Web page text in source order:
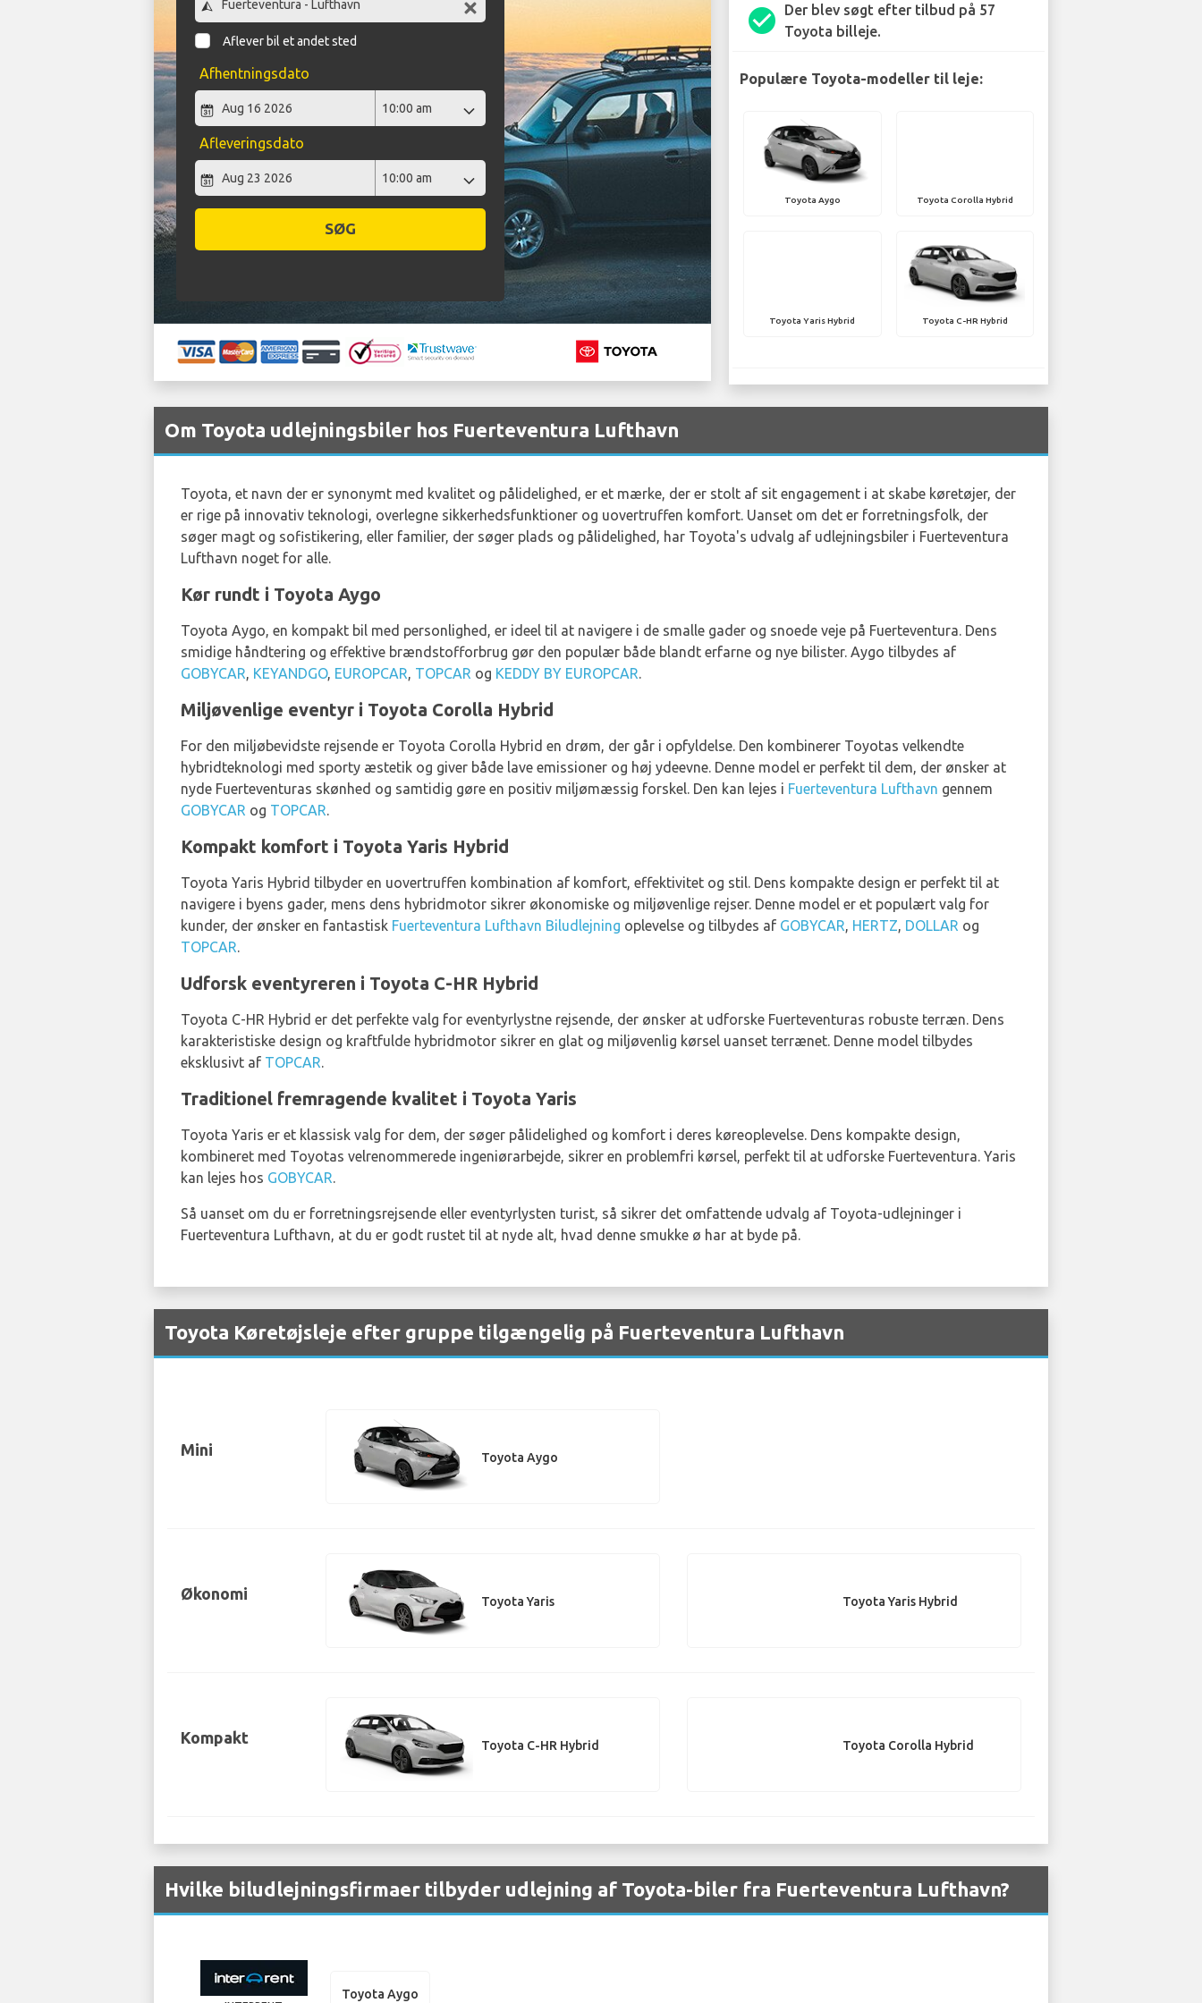
Aflever bil et andet sted
Afhentningsdato
Afleveringsdato
SØG
check_circle
Der blev søgt efter tilbud på 57
Toyota billeje.
Populære Toyota-modeller til leje:
Toyota Aygo Toyota Corolla Hybrid
Toyota Yaris Hybrid Toyota C-HR Hybrid
Om Toyota udlejningsbiler hos Fuerteventura Lufthavn
Toyota, et navn der er synonymt med kvalitet og pålidelighed, er et mærke, der er stolt af sit engagement i at skabe køretøjer, der
er rige på innovativ teknologi, overlegne sikkerhedsfunktioner og uovertruffen komfort. Uanset om det er forretningsfolk, der
søger magt og sofistikering, eller familier, der søger plads og pålidelighed, har Toyota's udvalg af udlejningsbiler i Fuerteventura
Lufthavn noget for alle.
Kør rundt i Toyota Aygo
Toyota Aygo, en kompakt bil med personlighed, er ideel til at navigere i de smalle gader og snoede veje på Fuerteventura. Dens
smidige håndtering og effektive brændstofforbrug gør den populær både blandt erfarne og nye bilister. Aygo tilbydes af
GOBYCAR, KEYANDGO, EUROPCAR, TOPCAR og KEDDY BY EUROPCAR.
Miljøvenlige eventyr i Toyota Corolla Hybrid
For den miljøbevidste rejsende er Toyota Corolla Hybrid en drøm, der går i opfyldelse. Den kombinerer Toyotas velkendte
hybridteknologi med sporty æstetik og giver både lave emissioner og høj ydeevne. Denne model er perfekt til dem, der ønsker at
nyde Fuerteventuras skønhed og samtidig gøre en positiv miljømæssig forskel. Den kan lejes i Fuerteventura Lufthavn gennem
GOBYCAR og TOPCAR.
Kompakt komfort i Toyota Yaris Hybrid
Toyota Yaris Hybrid tilbyder en uovertruffen kombination af komfort, effektivitet og stil. Dens kompakte design er perfekt til at
navigere i byens gader, mens dens hybridmotor sikrer økonomiske og miljøvenlige rejser. Denne model er et populært valg for
kunder, der ønsker en fantastisk Fuerteventura Lufthavn Biludlejning oplevelse og tilbydes af GOBYCAR, HERTZ, DOLLAR og
TOPCAR.
Udforsk eventyreren i Toyota C-HR Hybrid
Toyota C-HR Hybrid er det perfekte valg for eventyrlystne rejsende, der ønsker at udforske Fuerteventuras robuste terræn. Dens
karakteristiske design og kraftfulde hybridmotor sikrer en glat og miljøvenlig kørsel uanset terrænet. Denne model tilbydes
eksklusivt af TOPCAR.
Traditionel fremragende kvalitet i Toyota Yaris
Toyota Yaris er et klassisk valg for dem, der søger pålidelighed og komfort i deres køreoplevelse. Dens kompakte design,
kombineret med Toyotas velrenommerede ingeniørarbejde, sikrer en problemfri kørsel, perfekt til at udforske Fuerteventura. Yaris
kan lejes hos GOBYCAR.
Så uanset om du er forretningsrejsende eller eventyrlysten turist, så sikrer det omfattende udvalg af Toyota-udlejninger i
Fuerteventura Lufthavn, at du er godt rustet til at nyde alt, hvad denne smukke ø har at byde på.
Toyota Køretøjsleje efter gruppe tilgængelig på Fuerteventura Lufthavn
Mini Toyota Aygo
Økonomi Toyota Yaris Toyota Yaris Hybrid
Kompakt Toyota C-HR Hybrid Toyota Corolla Hybrid
Hvilke biludlejningsfirmaer tilbyder udlejning af Toyota-biler fra Fuerteventura Lufthavn?
Toyota Aygo